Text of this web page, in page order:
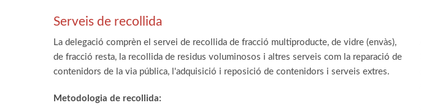
Serveis de recollida
La delegació comprèn el servei de recollida de fracció multiproducte, de vidre (envàs),
de fracció resta, la recollida de residus voluminosos i altres serveis com la reparació de
contenidors de la via pública, l'adquisició i reposició de contenidors i serveis extres.
Metodologia de recollida: